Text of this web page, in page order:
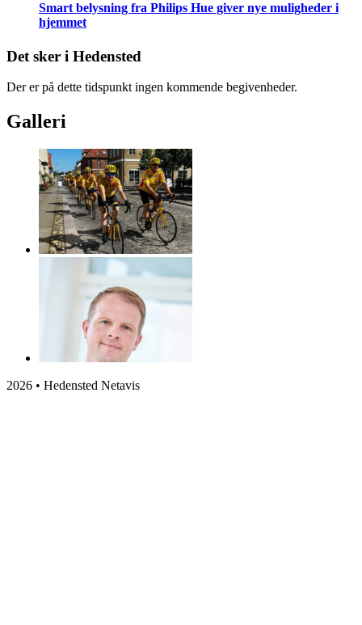
Smart belysning fra Philips Hue giver nye muligheder i
hjemmet
Det sker i Hedensted
Der er på dette tidspunkt ingen kommende begivenheder.
Galleri
2026 • Hedensted Netavis